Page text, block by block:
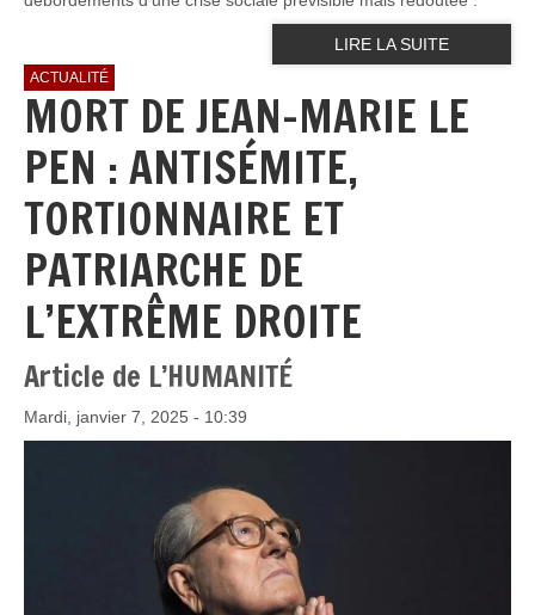
LIRE LA SUITE
ACTUALITÉ
MORT DE JEAN-MARIE LE
PEN : ANTISÉMITE,
TORTIONNAIRE ET
PATRIARCHE DE
L’EXTRÊME DROITE
Article de L’HUMANITÉ
Mardi, janvier 7, 2025 - 10:39